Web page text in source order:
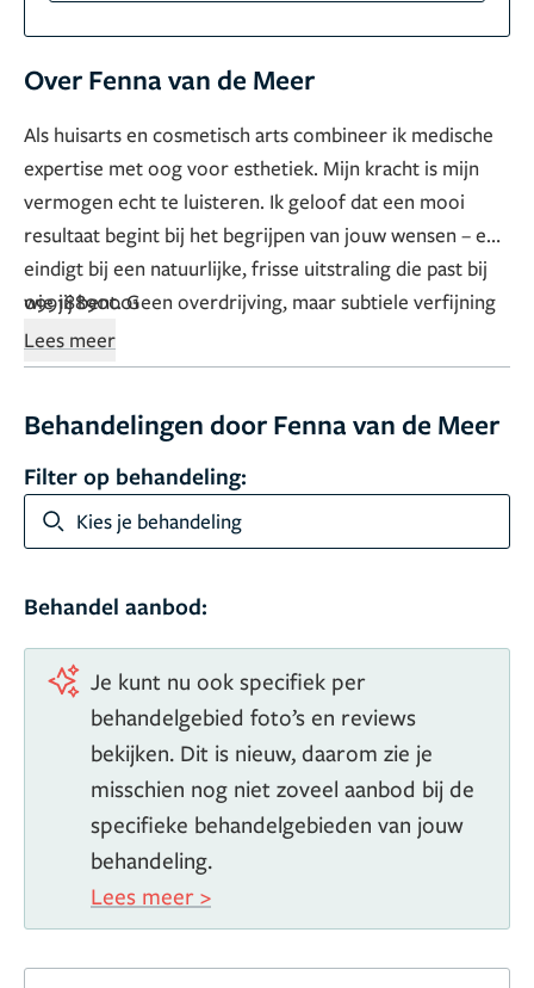
Over Fenna van de Meer
Als huisarts en cosmetisch arts combineer ik medische
expertise met oog voor esthetiek. Mijn kracht is mijn
vermogen echt te luisteren. Ik geloof dat een mooi
resultaat begint bij het begrijpen van jouw wensen – en
eindigt bij een natuurlijke, frisse uitstraling die past bij
wie jij bent. Geen overdrijving, maar subtiele verfijning
met zorg en precisie.
09918890001
Lees meer
Behandelingen door Fenna van de Meer
Filter op behandeling:
Kies je behandeling
Behandel aanbod:
Je kunt nu ook specifiek per
behandelgebied foto’s en reviews
bekijken. Dit is nieuw, daarom zie je
misschien nog niet zoveel aanbod bij de
specifieke behandelgebieden van jouw
behandeling.
Lees meer >